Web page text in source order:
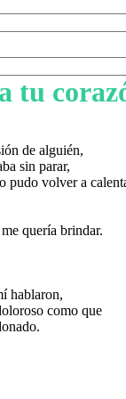
tu
de alguién,
sin parar,
pudo volver a
quería brindar.
hablaron,
como que